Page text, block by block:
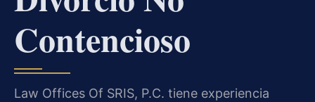
Contencioso
Law Offices Of SRIS, P.C. tiene experiencia